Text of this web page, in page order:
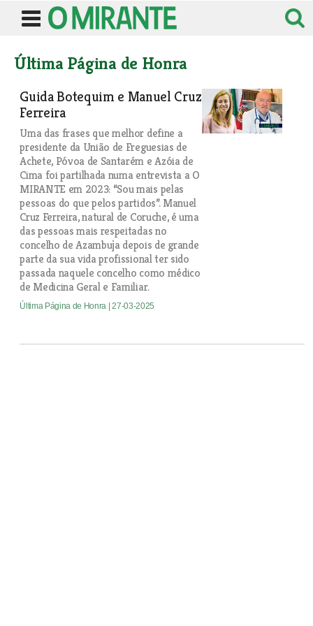
Última Página de Honra
Guida Botequim e Manuel Cruz
Ferreira
Uma das frases que melhor define a
presidente da União de Freguesias de
Achete, Póvoa de Santarém e Azóia de
Cima foi partilhada numa entrevista a O
MIRANTE em 2023: “Sou mais pelas
pessoas do que pelos partidos”. Manuel
Cruz Ferreira, natural de Coruche, é uma
das pessoas mais respeitadas no
concelho de Azambuja depois de grande
parte da sua vida profissional ter sido
passada naquele concelho como médico
de Medicina Geral e Familiar.
Última Página de Honra | 27-03-2025